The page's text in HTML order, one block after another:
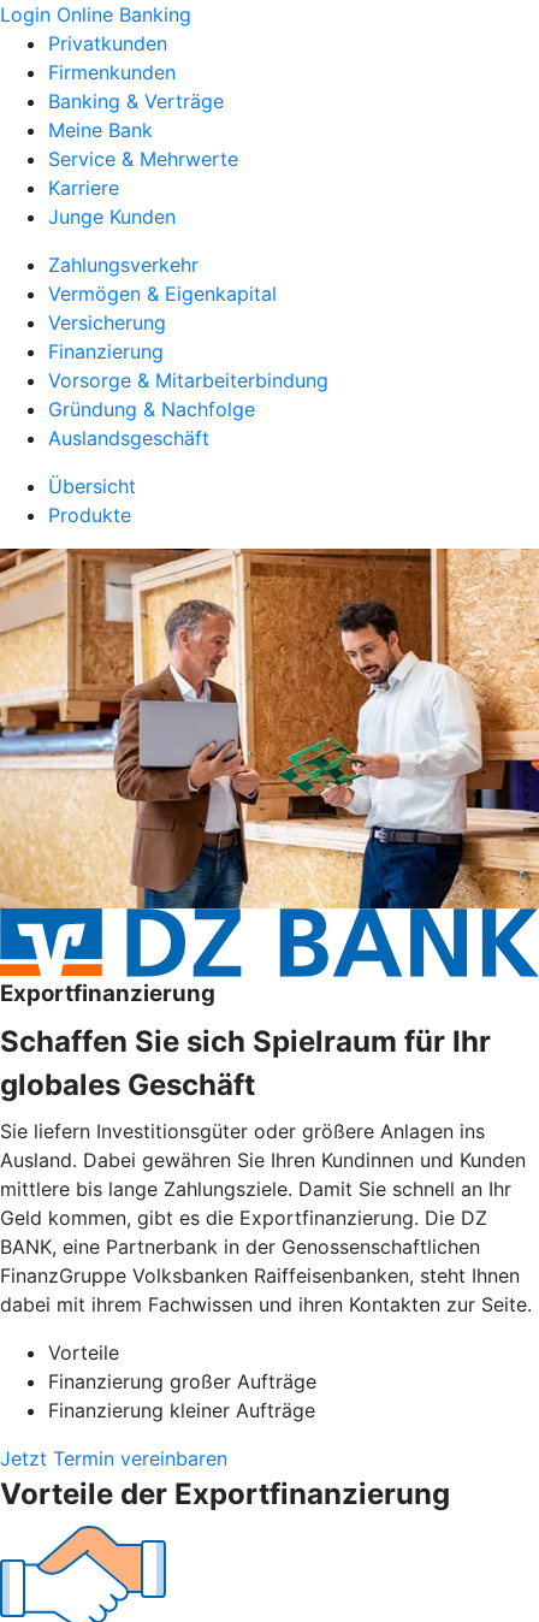
Login Online Banking
Privatkunden
Firmenkunden
Banking & Verträge
Meine Bank
Service & Mehrwerte
Karriere
Junge Kunden
Zahlungsverkehr
Vermögen & Eigenkapital
Versicherung
Finanzierung
Vorsorge & Mitarbeiterbindung
Gründung & Nachfolge
Auslandsgeschäft
Übersicht
Produkte
Exportfinanzierung
Schaffen Sie sich Spielraum für Ihr
globales Geschäft
Sie liefern Investitionsgüter oder größere Anlagen ins
Ausland. Dabei gewähren Sie Ihren Kundinnen und Kunden
mittlere bis lange Zahlungsziele. Damit Sie schnell an Ihr
Geld kommen, gibt es die Exportfinanzierung. Die DZ
BANK, eine Partnerbank in der Genossenschaftlichen
FinanzGruppe Volksbanken Raiffeisenbanken, steht Ihnen
dabei mit ihrem Fachwissen und ihren Kontakten zur Seite.
Vorteile
Finanzierung großer Aufträge
Finanzierung kleiner Aufträge
Jetzt Termin vereinbaren
Vorteile der Exportfinanzierung